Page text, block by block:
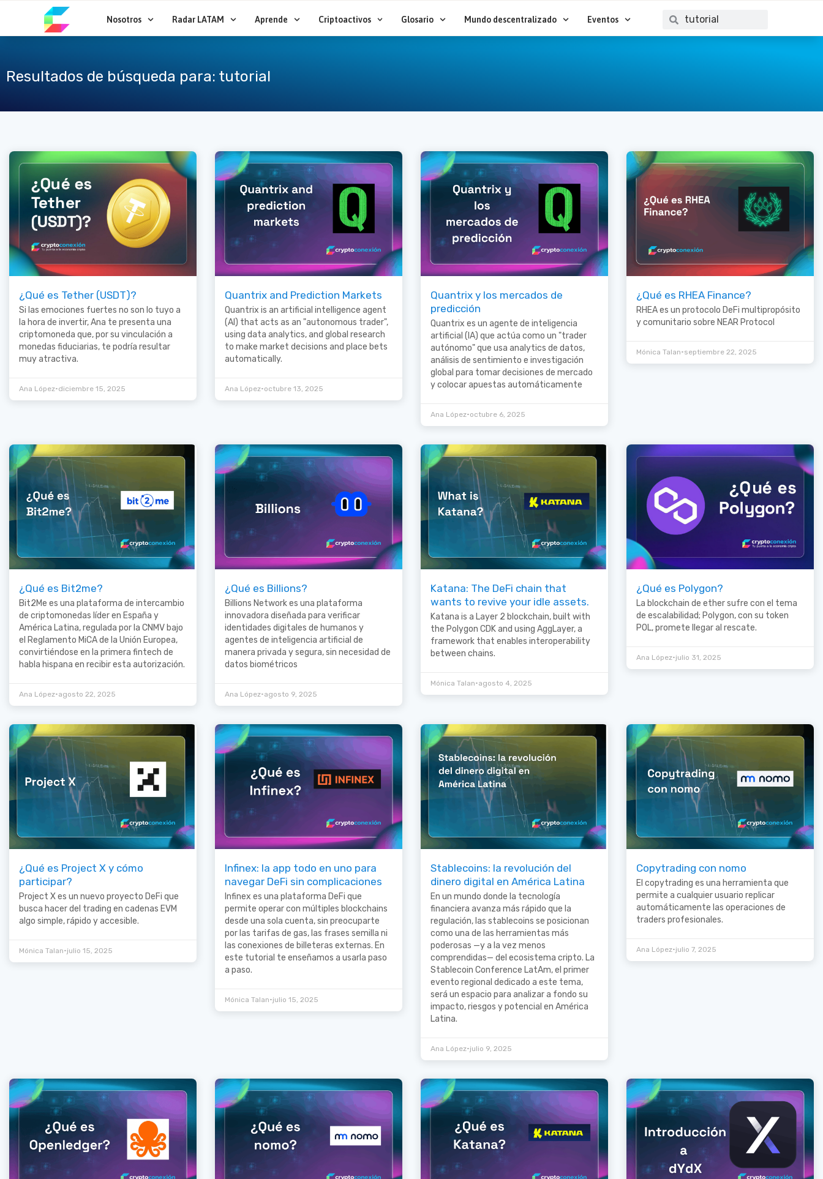
contenido
Nosotros Radar LATAM Aprende Criptoactivos Glosario Mundo descentralizado Eventos BuscarBuscar
Resultados de búsqueda para: tutorial
¿Qué es Tether (USDT)?
Si las emociones fuertes no son lo tuyo a
la hora de invertir, Ana te presenta una
criptomoneda que, por su vinculación a
monedas fiduciarias, te podría resultar
muy atractiva.
Ana López•diciembre 15, 2025
Quantrix and Prediction Markets
Quantrix is an artificial intelligence agent
(AI) that acts as an "autonomous trader",
using data analytics, and global research
to make market decisions and place bets
automatically.
Ana López•octubre 13, 2025
Quantrix y los mercados de
predicción
Quantrix es un agente de inteligencia
artificial (IA) que actúa como un "trader
autónomo" que usa analytics de datos,
análisis de sentimiento e investigación
global para tomar decisiones de mercado
y colocar apuestas automáticamente
Ana López•octubre 6, 2025
¿Qué es RHEA Finance?
RHEA es un protocolo DeFi multipropósito
y comunitario sobre NEAR Protocol
Mónica Talan•septiembre 22, 2025
¿Qué es Bit2me?
Bit2Me es una plataforma de intercambio
de criptomonedas líder en España y
América Latina, regulada por la CNMV bajo
el Reglamento MiCA de la Unión Europea,
convirtiéndose en la primera fintech de
habla hispana en recibir esta autorización.
Ana López•agosto 22, 2025
¿Qué es Billions?
Billions Network es una plataforma
innovadora diseñada para verificar
identidades digitales de humanos y
agentes de inteligencia artificial de
manera privada y segura, sin necesidad de
datos biométricos
Ana López•agosto 9, 2025
Katana: The DeFi chain that
wants to revive your idle assets.
Katana is a Layer 2 blockchain, built with
the Polygon CDK and using AggLayer, a
framework that enables interoperability
between chains.
Mónica Talan•agosto 4, 2025
¿Qué es Polygon?
La blockchain de ether sufre con el tema
de escalabilidad; Polygon, con su token
POL, promete llegar al rescate.
Ana López•julio 31, 2025
¿Qué es Project X y cómo
participar?
Project X es un nuevo proyecto DeFi que
busca hacer del trading en cadenas EVM
algo simple, rápido y accesible.
Mónica Talan•julio 15, 2025
Infinex: la app todo en uno para
navegar DeFi sin complicaciones
Infinex es una plataforma DeFi que
permite operar con múltiples blockchains
desde una sola cuenta, sin preocuparte
por las tarifas de gas, las frases semilla ni
las conexiones de billeteras externas. En
este tutorial te enseñamos a usarla paso
a paso.
Mónica Talan•julio 15, 2025
Stablecoins: la revolución del
dinero digital en América Latina
En un mundo donde la tecnología
financiera avanza más rápido que la
regulación, las stablecoins se posicionan
como una de las herramientas más
poderosas —y a la vez menos
comprendidas— del ecosistema cripto. La
Stablecoin Conference LatAm, el primer
evento regional dedicado a este tema,
será un espacio para analizar a fondo su
impacto, riesgos y potencial en América
Latina.
Ana López•julio 9, 2025
Copytrading con nomo
El copytrading es una herramienta que
permite a cualquier usuario replicar
automáticamente las operaciones de
traders profesionales.
Ana López•julio 7, 2025